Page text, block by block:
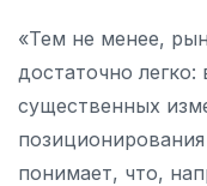
«Тем не менее,
достаточно
существенных
понимает, что,